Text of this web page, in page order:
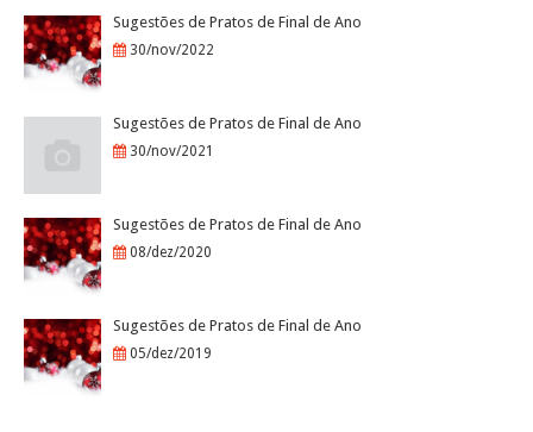
Sugestões de Pratos de Final de Ano
30/nov/2022
Sugestões de Pratos de Final de Ano
30/nov/2021
Sugestões de Pratos de Final de Ano
08/dez/2020
Sugestões de Pratos de Final de Ano
05/dez/2019